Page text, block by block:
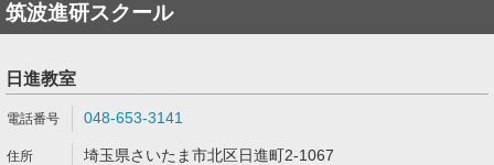
筑波進研スクール
日進教室
048-653-3141
埼玉県さいたま市北区日進町2-1067